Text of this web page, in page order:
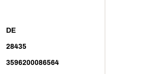
DE
28435
3596200086564